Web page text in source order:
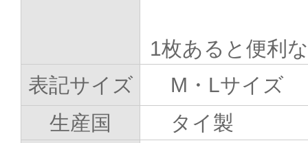
1枚あると便利
表記サイズ
M・Lサイズ
生産国
タイ製